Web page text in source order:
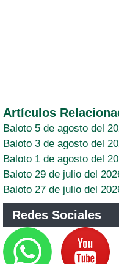
Artículos
Baloto 5 de agosto del
Baloto 3 de agosto del
Baloto 1 de agosto del
Baloto 29 de julio del
Baloto 27 de julio del
Redes Sociales